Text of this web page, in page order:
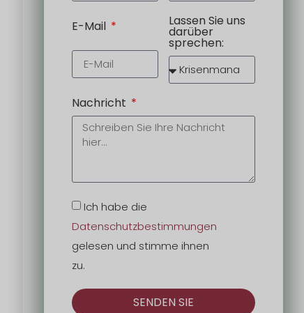
E-Mail Lassen Sie uns
darüber
sprechen:
Nachricht
Ich habe die
Datenschutzbestimmungen
gelesen und stimme ihnen
zu.
SENDEN SIE